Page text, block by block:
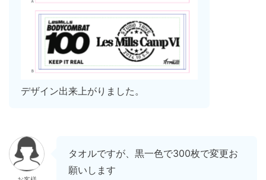
デザイン出来上がりました。
タオルですが、黒一色で300枚で変更お
願いします